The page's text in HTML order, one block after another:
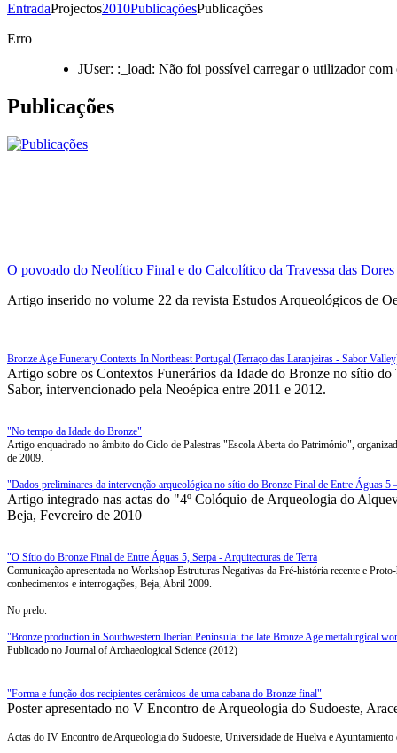
EntradaProjectos2010PublicaçõesPublicações
Erro
JUser: :_load: Não foi possível carregar o utilizador
Publicações
O povoado do Neolítico Final e do Calcolítico da Travessa das
Artigo inserido no volume 22 da revista Estudos Arqueológicos de
Bronze Age Funerary Contexts In Northeast Portugal (Terraço das Laranjeiras - Sabor
Artigo sobre os Contextos Funerários da Idade do Bronze no sítio do
Sabor, intervencionado pela Neoépica entre 2011 e 2012.
"No tempo da Idade do Bronze"
Artigo enquadrado no âmbito do Ciclo de Palestras "Escola Aberta do Património",
de 2009.
"Dados preliminares da intervenção arqueológica no sítio do Bronze Final de Entre Águas 5
Artigo integrado nas actas do "4º Colóquio de Arqueologia do
Beja, Fevereiro de 2010
"O Sítio do Bronze Final de Entre Águas 5, Serpa - Arquitecturas de Terra
Comunicação apresentada no Workshop Estruturas Negativas da Pré-história recente e
conhecimentos e interrogações, Beja, Abril 2009.
No prelo.
"Bronze production in Southwestern Iberian Peninsula: the late Bronze Age mettalurgical
Publicado no Journal of Archaeological Science (2012)
"Forma e função dos recipientes cerâmicos de uma cabana do Bronze final"
Poster apresentado no V Encontro de Arqueologia do Sudoeste,
Actas do IV Encontro de Arqueologia do Sudoeste, Universidade de Huelva e